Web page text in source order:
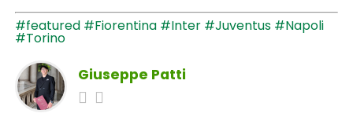
#featured #Fiorentina #Inter #Juventus #Napoli
#Torino
Giuseppe Patti